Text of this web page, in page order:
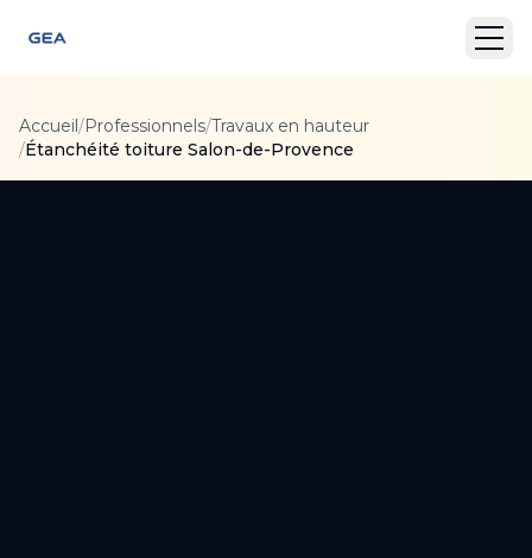
Accueil/Professionnels/Travaux en hauteur
/Étanchéité toiture Salon-de-Provence